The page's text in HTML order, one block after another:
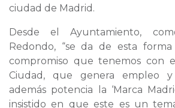
ciudad de Madrid.
Desde el Ayuntamiento,
Redondo, “se da de esta
compromiso que tenemos con
Ciudad, que genera empleo
además potencia la ‘Marca
insistido en que este es un